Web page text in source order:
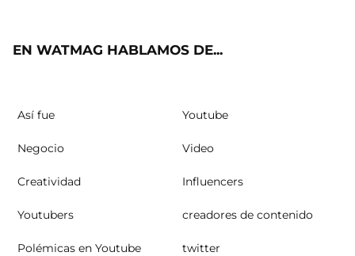
EN WATMAG HABLAMOS DE...
Así fue Youtube
Negocio Video
Creatividad Influencers
Youtubers creadores de contenido
Polémicas en Youtube twitter